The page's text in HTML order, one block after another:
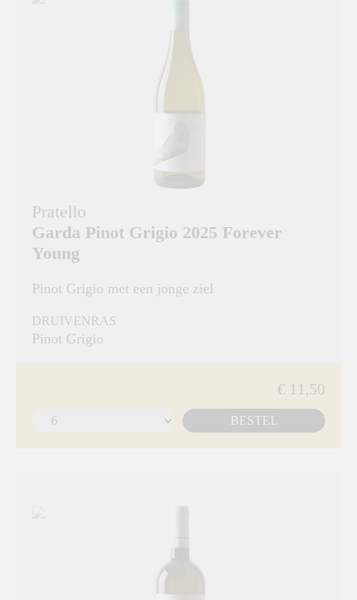
Pratello
Garda Pinot Grigio 2025 Forever
Young
Pinot Grigio met een jonge ziel
DRUIVENRAS
Pinot Grigio
€ 11,50
BESTEL